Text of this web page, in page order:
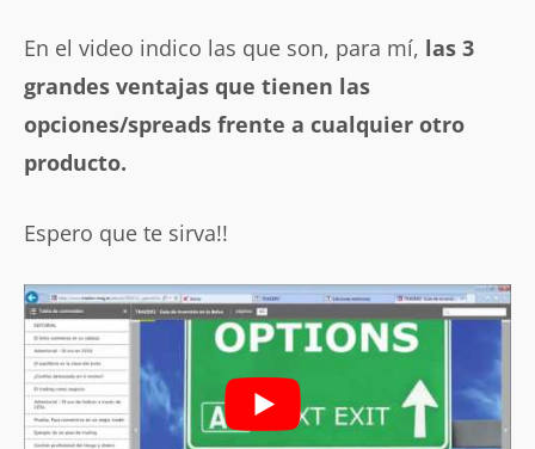
En el video indico las que son, para mí, las 3
grandes ventajas que tienen las
opciones/spreads frente a cualquier otro
producto.
Espero que te sirva!!